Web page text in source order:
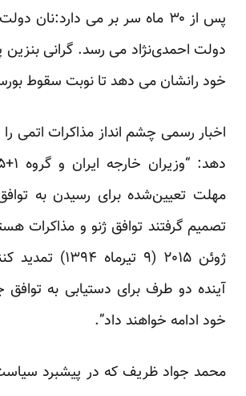
پس از ۳۰ ماه سر بر می دارد:
نان
دولت احمدی‌نژاد می رسد. گرانی بنزین
خود رانشان می دهد تا نوبت سقوط
اخبار رسمی چشم انداز مذاکرات اتمی
مهلت تعیین‌شده برای رسیدن به
تصمیم گرفتند توافق ژنو و مذاکرات
ژوئن ۲۰۱۵ (۹
آینده دو طرف برای دستیابی به توافق
خود ادامه خواهند داد”.
محمد جواد ظریف که در پیشبرد